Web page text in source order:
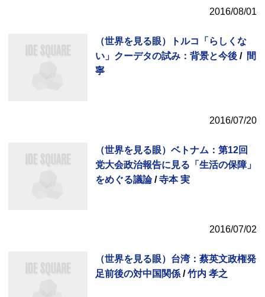
2016/08/01
（世界を見る眼）トルコ「らしくな
い」クーデタの試み：背景と今後/ 間
寧
2016/07/20
（世界を見る眼）ベトナム：第12回
党大会政治報告に見る「生活の保障」
をめぐる議論/寺本 実
2016/07/02
（世界を見る眼）台湾：蔡英文政権発
足前後の対中国関係/竹内 孝之